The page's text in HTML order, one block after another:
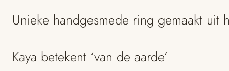
Unieke handgesmede ring gemaakt
Kaya betekent ‘van de aarde’